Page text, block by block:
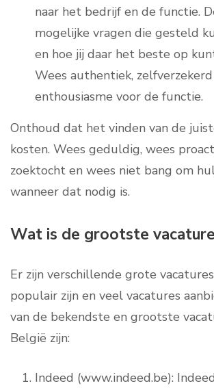
naar het bedrijf en de functie.
mogelijke vragen die gesteld
en hoe jij daar het beste op
Wees authentiek,
enthousiasme voor de functie.
Onthoud dat het vinden van de
kosten. Wees geduldig, wees
zoektocht en wees niet bang om
wanneer dat nodig is.
Wat is de grootste
Er zijn verschillende grote
populair zijn en veel vacatures
van de bekendste en grootste
België zijn:
Indeed (www.indeed.be):